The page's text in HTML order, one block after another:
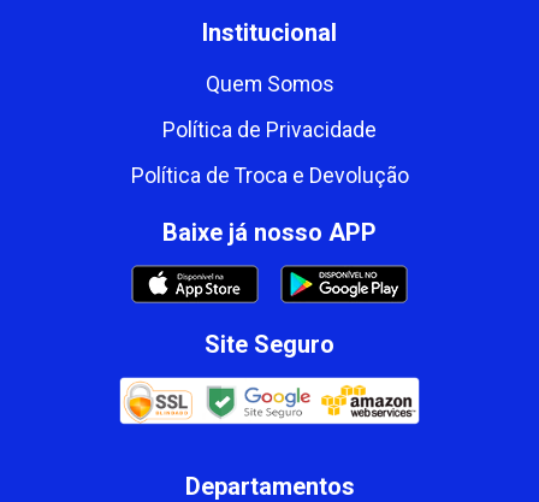
Institucional
Quem Somos
Política de Privacidade
Política de Troca e Devolução
Baixe já nosso APP
Site Seguro
Departamentos